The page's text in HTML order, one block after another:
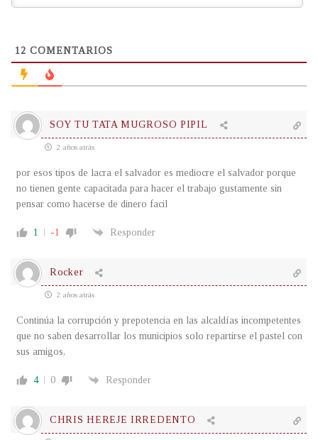
12 COMENTARIOS
SOY TU TATA MUGROSO PIPIL
2 años atrás
por esos tipos de lacra el salvador es mediocre el salvador porque
no tienen gente capacitada para hacer el trabajo gustamente sin
pensar como hacerse de dinero facil
1 -1 Responder
Rocker
2 años atrás
Continúa la corrupción y prepotencia en las alcaldías incompetentes
que no saben desarrollar los municipios solo repartirse el pastel con
sus amigos,
4 0 Responder
CHRIS HEREJE IRREDENTO